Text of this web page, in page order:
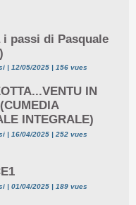
i passi di Pasquale
| 12/05/2025 | 156 vues
IN
INTEGRALE)
| 16/04/2025 | 252 vues
| 01/04/2025 | 189 vues